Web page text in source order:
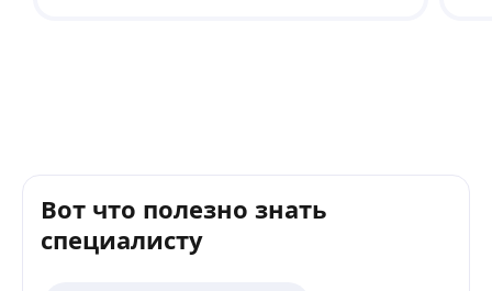
Вот что полезно знать
специалисту